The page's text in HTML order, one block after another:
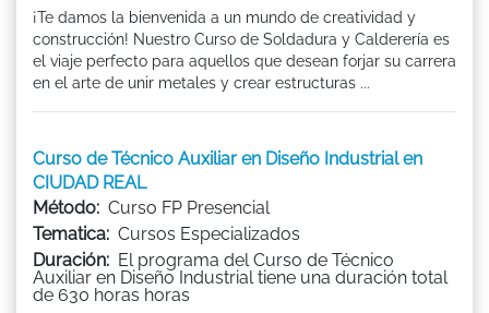
¡Te damos la bienvenida a un mundo de creatividad y
construcción! Nuestro Curso de Soldadura y Calderería es
el viaje perfecto para aquellos que desean forjar su carrera
en el arte de unir metales y crear estructuras ...
Curso de Técnico Auxiliar en Diseño Industrial en
CIUDAD REAL
Método: Curso FP Presencial
Tematica: Cursos Especializados
Duración: El programa del Curso de Técnico
Auxiliar en Diseño Industrial tiene una duración total
de 630 horas horas